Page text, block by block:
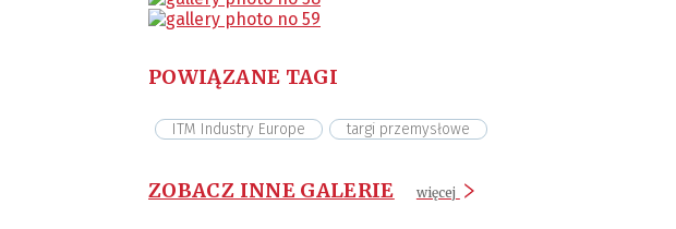
POWIĄZANE TAGI
ITM Industry Europe targi przemysłowe
ZOBACZ INNE GALERIE więcej